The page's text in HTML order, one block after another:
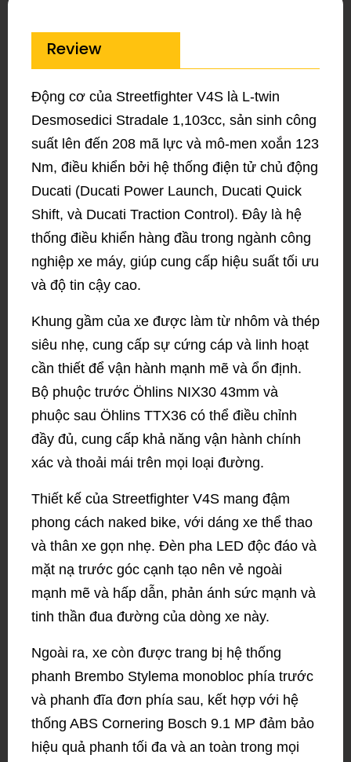
Review
Động cơ của Streetfighter V4S là L-twin
Desmosedici Stradale 1,103cc, sản sinh công
suất lên đến 208 mã lực và mô-men xoắn 123
Nm, điều khiển bởi hệ thống điện tử chủ động
Ducati (Ducati Power Launch, Ducati Quick
Shift, và Ducati Traction Control). Đây là hệ
thống điều khiển hàng đầu trong ngành công
nghiệp xe máy, giúp cung cấp hiệu suất tối ưu
và độ tin cậy cao.
Khung gầm của xe được làm từ nhôm và thép
siêu nhẹ, cung cấp sự cứng cáp và linh hoạt
cần thiết để vận hành mạnh mẽ và ổn định.
Bộ phuộc trước Öhlins NIX30 43mm và
phuộc sau Öhlins TTX36 có thể điều chỉnh
đầy đủ, cung cấp khả năng vận hành chính
xác và thoải mái trên mọi loại đường.
Thiết kế của Streetfighter V4S mang đậm
phong cách naked bike, với dáng xe thể thao
và thân xe gọn nhẹ. Đèn pha LED độc đáo và
mặt nạ trước góc cạnh tạo nên vẻ ngoài
mạnh mẽ và hấp dẫn, phản ánh sức mạnh và
tinh thần đua đường của dòng xe này.
Ngoài ra, xe còn được trang bị hệ thống
phanh Brembo Stylema monobloc phía trước
và phanh đĩa đơn phía sau, kết hợp với hệ
thống ABS Cornering Bosch 9.1 MP đảm bảo
hiệu quả phanh tối đa và an toàn trong mọi